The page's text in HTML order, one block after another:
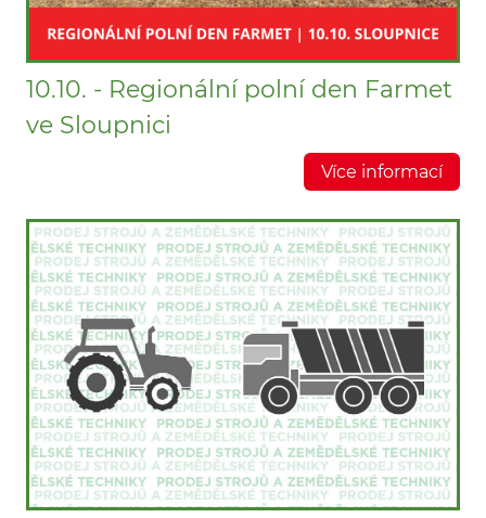
10.10. - Regionální polní den Farmet
ve Sloupnici
Více informací